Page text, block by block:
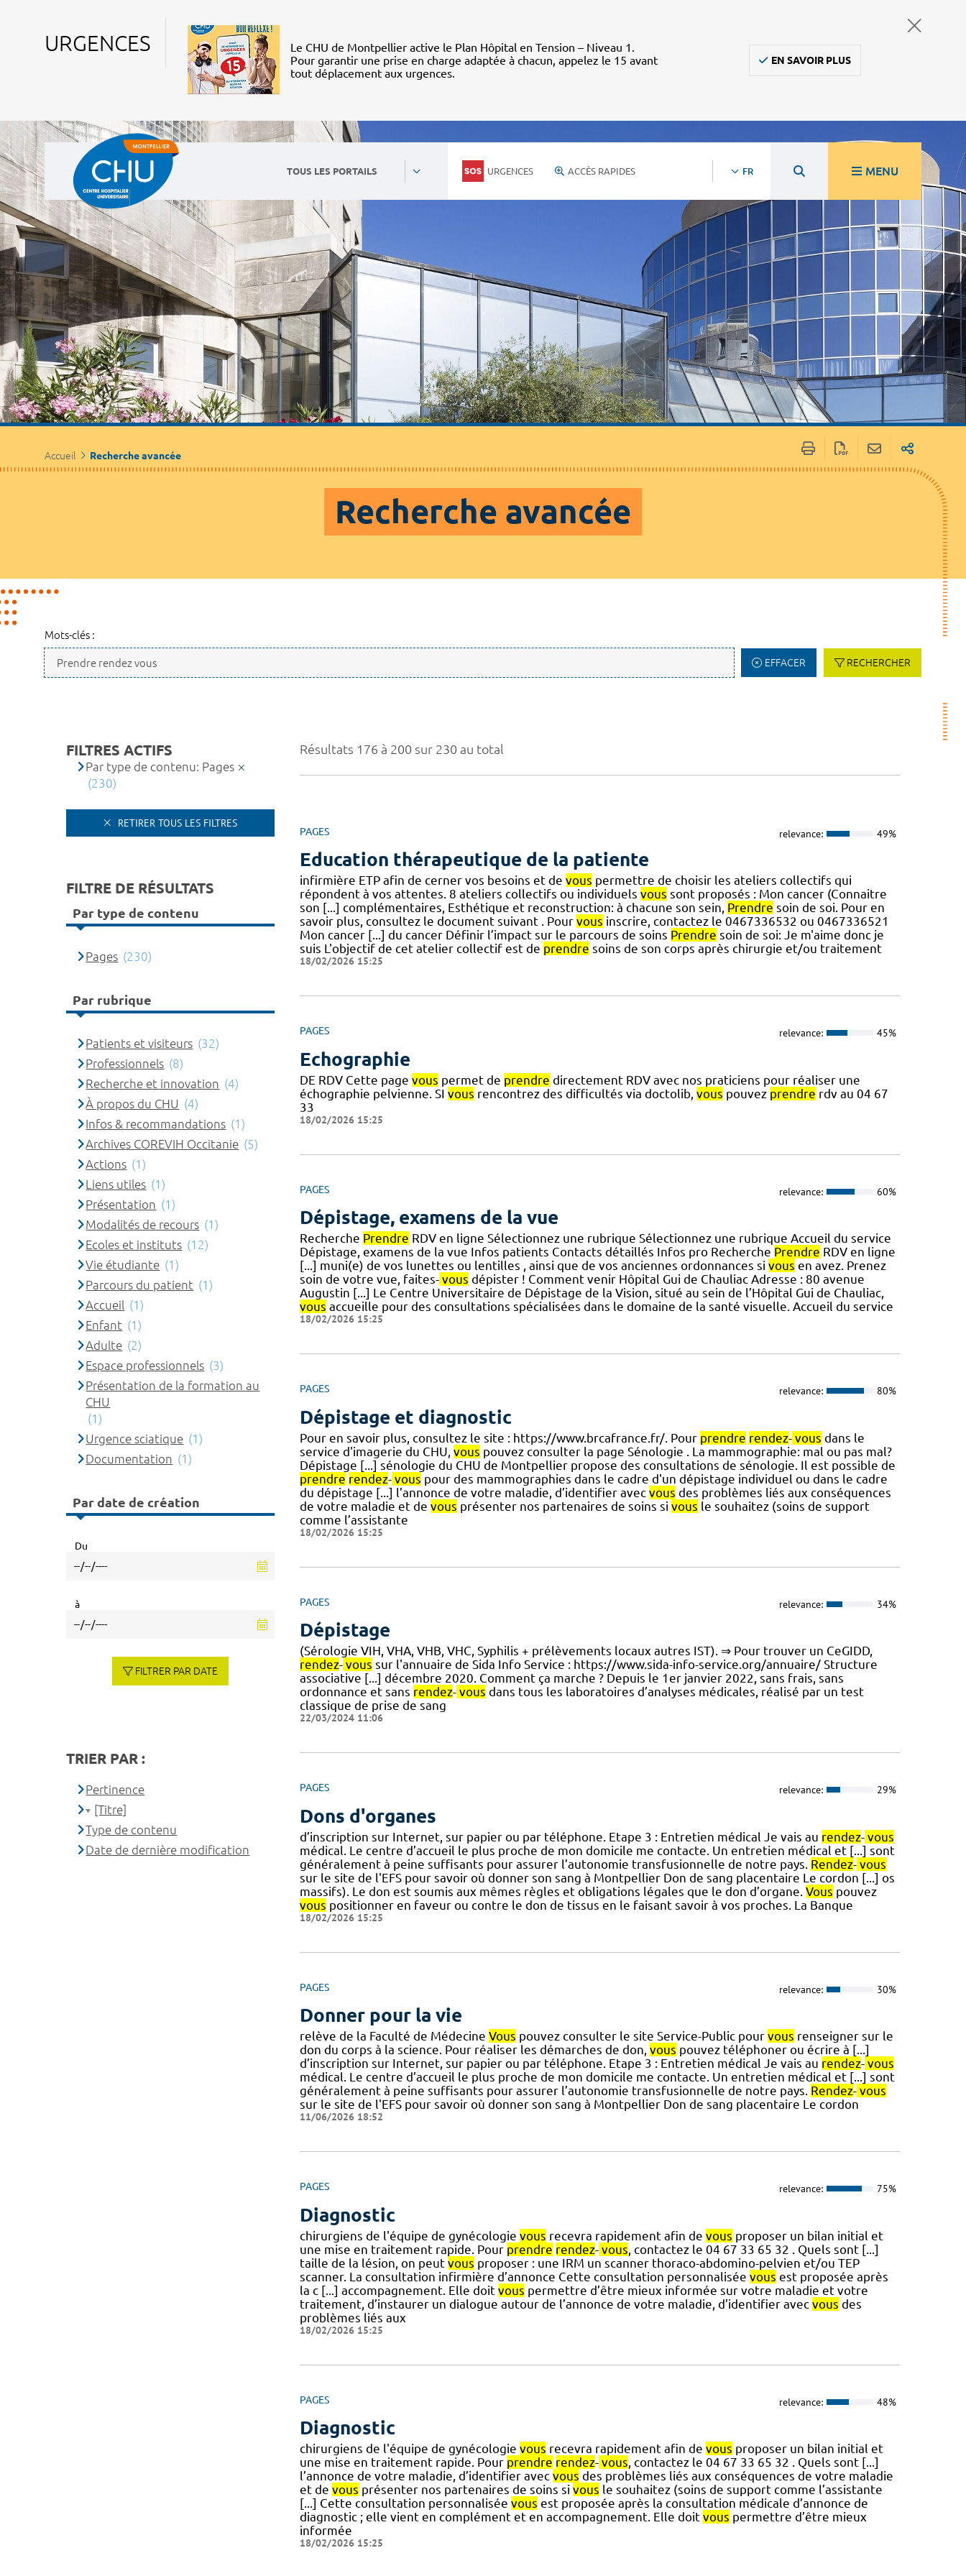
URGENCES
Le CHU de Montpellier active le Plan Hôpital en Tension – Niveau 1.
Pour garantir une prise en charge adaptée à chacun, appelez le 15 avant
tout déplacement aux urgences.
EN SAVOIR PLUS
TOUS LES PORTAILS URGENCES ACCÈS RAPIDES FR MENU
Accueil Recherche avancée
Recherche avancée
Mots-clés :
EFFACER RECHERCHER
Résultats 176 à 200 sur 230 au total
PAGES relevance: 49%
Education thérapeutique de la patiente
infirmière ETP afin de cerner vos besoins et de vous permettre de choisir les ateliers collectifs qui
répondent à vos attentes. 8 ateliers collectifs ou individuels vous sont proposés : Mon cancer (Connaitre
son [...] complémentaires, Esthétique et reconstruction: à chacune son sein, Prendre soin de soi. Pour en
savoir plus, consultez le document suivant . Pour vous inscrire, contactez le 0467336532 ou 0467336521
Mon cancer [...] du cancer Définir l’impact sur le parcours de soins Prendre soin de soi: Je m'aime donc je
suis L'objectif de cet atelier collectif est de prendre soins de son corps après chirurgie et/ou traitement
18/02/2026 15:25
PAGES relevance: 45%
Echographie
DE RDV Cette page vous permet de prendre directement RDV avec nos praticiens pour réaliser une
échographie pelvienne. SI vous rencontrez des difficultés via doctolib, vous pouvez prendre rdv au 04 67
33
18/02/2026 15:25
PAGES relevance: 60%
Dépistage, examens de la vue
Recherche Prendre RDV en ligne Sélectionnez une rubrique Sélectionnez une rubrique Accueil du service
Dépistage, examens de la vue Infos patients Contacts détaillés Infos pro Recherche Prendre RDV en ligne
[...] muni(e) de vos lunettes ou lentilles , ainsi que de vos anciennes ordonnances si vous en avez. Prenez
soin de votre vue, faites- vous dépister ! Comment venir Hôpital Gui de Chauliac Adresse : 80 avenue
Augustin [...] Le Centre Universitaire de Dépistage de la Vision, situé au sein de l’Hôpital Gui de Chauliac,
vous accueille pour des consultations spécialisées dans le domaine de la santé visuelle. Accueil du service
18/02/2026 15:25
PAGES relevance: 80%
Dépistage et diagnostic
Pour en savoir plus, consultez le site : https://www.brcafrance.fr/. Pour prendre rendez- vous dans le
service d'imagerie du CHU, vous pouvez consulter la page Sénologie . La mammographie: mal ou pas mal?
Dépistage [...] sénologie du CHU de Montpellier propose des consultations de sénologie. Il est possible de
prendre rendez- vous pour des mammographies dans le cadre d'un dépistage individuel ou dans le cadre
du dépistage [...] l’annonce de votre maladie, d’identifier avec vous des problèmes liés aux conséquences
de votre maladie et de vous présenter nos partenaires de soins si vous le souhaitez (soins de support
comme l’assistante
18/02/2026 15:25
PAGES relevance: 34%
Dépistage
(Sérologie VIH, VHA, VHB, VHC, Syphilis + prélèvements locaux autres IST). ⇒ Pour trouver un CeGIDD,
rendez- vous sur l'annuaire de Sida Info Service : https://www.sida-info-service.org/annuaire/ Structure
associative [...] décembre 2020. Comment ça marche ? Depuis le 1er janvier 2022, sans frais, sans
ordonnance et sans rendez- vous dans tous les laboratoires d’analyses médicales, réalisé par un test
classique de prise de sang
22/03/2024 11:06
PAGES relevance: 29%
Dons d'organes
d’inscription sur Internet, sur papier ou par téléphone. Etape 3 : Entretien médical Je vais au rendez- vous
médical. Le centre d’accueil le plus proche de mon domicile me contacte. Un entretien médical et [...] sont
généralement à peine suffisants pour assurer l’autonomie transfusionnelle de notre pays. Rendez- vous
sur le site de l'EFS pour savoir où donner son sang à Montpellier Don de sang placentaire Le cordon [...] os
massifs). Le don est soumis aux mêmes règles et obligations légales que le don d’organe. Vous pouvez
vous positionner en faveur ou contre le don de tissus en le faisant savoir à vos proches. La Banque
18/02/2026 15:25
PAGES relevance: 30%
Donner pour la vie
relève de la Faculté de Médecine Vous pouvez consulter le site Service-Public pour vous renseigner sur le
don du corps à la science. Pour réaliser les démarches de don, vous pouvez téléphoner ou écrire à [...]
d’inscription sur Internet, sur papier ou par téléphone. Etape 3 : Entretien médical Je vais au rendez- vous
médical. Le centre d’accueil le plus proche de mon domicile me contacte. Un entretien médical et [...] sont
généralement à peine suffisants pour assurer l’autonomie transfusionnelle de notre pays. Rendez- vous
sur le site de l'EFS pour savoir où donner son sang à Montpellier Don de sang placentaire Le cordon
11/06/2026 18:52
PAGES relevance: 75%
Diagnostic
chirurgiens de l'équipe de gynécologie vous recevra rapidement afin de vous proposer un bilan initial et
une mise en traitement rapide. Pour prendre rendez- vous, contactez le 04 67 33 65 32 . Quels sont [...]
taille de la lésion, on peut vous proposer : une IRM un scanner thoraco-abdomino-pelvien et/ou TEP
scanner. La consultation infirmière d’annonce Cette consultation personnalisée vous est proposée après
la c [...] accompagnement. Elle doit vous permettre d’être mieux informée sur votre maladie et votre
traitement, d’instaurer un dialogue autour de l’annonce de votre maladie, d’identifier avec vous des
problèmes liés aux
18/02/2026 15:25
PAGES relevance: 48%
Diagnostic
chirurgiens de l'équipe de gynécologie vous recevra rapidement afin de vous proposer un bilan initial et
une mise en traitement rapide. Pour prendre rendez- vous, contactez le 04 67 33 65 32 . Quels sont [...]
l’annonce de votre maladie, d’identifier avec vous des problèmes liés aux conséquences de votre maladie
et de vous présenter nos partenaires de soins si vous le souhaitez (soins de support comme l’assistante
[...] Cette consultation personnalisée vous est proposée après la consultation médicale d’annonce de
diagnostic ; elle vient en complément et en accompagnement. Elle doit vous permettre d’être mieux
informée
18/02/2026 15:25
FILTRES ACTIFS
Par type de contenu: Pages
(230)
RETIRER TOUS LES FILTRES
FILTRE DE RÉSULTATS
Par type de contenu
Pages (230)
Par rubrique
Patients et visiteurs (32)
Professionnels (8)
Recherche et innovation (4)
À propos du CHU (4)
Infos & recommandations (1)
Archives COREVIH Occitanie (5)
Actions (1)
Liens utiles (1)
Présentation (1)
Modalités de recours (1)
Ecoles et instituts (12)
Vie étudiante (1)
Parcours du patient (1)
Accueil (1)
Enfant (1)
Adulte (2)
Espace professionnels (3)
Présentation de la formation au
CHU
(1)
Urgence sciatique (1)
Documentation (1)
Par date de création
Du
à
FILTRER PAR DATE
TRIER PAR :
Pertinence
[Titre]
Type de contenu
Date de dernière modification